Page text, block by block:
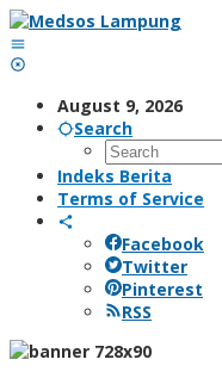
Skip
to
content
August 9, 2026
Search
Indeks Berita
Terms of Service
Facebook
Twitter
Pinterest
RSS